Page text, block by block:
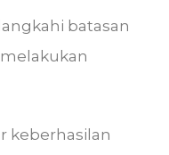
batasan
keberhasilan